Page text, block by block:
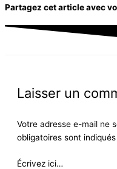
Partagez cet article avec
Laisser un
Votre adresse e-mail ne
obligatoires sont
Écrivez ici…